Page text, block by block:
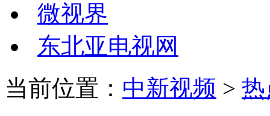
微视界
东北亚电视网
当前位置： 中新视频 >